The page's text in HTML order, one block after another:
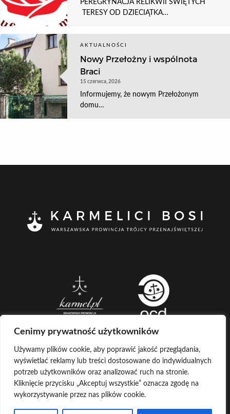
Cenimy prywatność użytkowników
Używamy plików cookie, aby poprawić jakość przeglądania,
wyświetlać reklamy lub treści dostosowane do indywidualnych
potrzeb użytkowników oraz analizować ruch na stronie.
Kliknięcie przycisku „Akceptuj wszystkie” oznacza zgodę na
wykorzystywanie przez nas plików cookie.
PEREGRYNACJA RELIKWII ŚWIĘTYCH
TERESY OD DZIECIĄTKA…
AKTUALNOŚCI
Nowy Przełożny i wspólnota
Braci
15 czerwca, 2026
Informujemy, że nowym Przełożonym
domu…
CREATED BY
COPYRIGHT © KARMELICI BOSI LOG IN
KONTAKT Z ADMINISTRATOREM POCZTA